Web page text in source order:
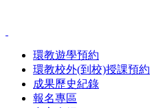
環教遊學預約
環教校外(到校)授課預約
成果歷史紀錄
報名專區